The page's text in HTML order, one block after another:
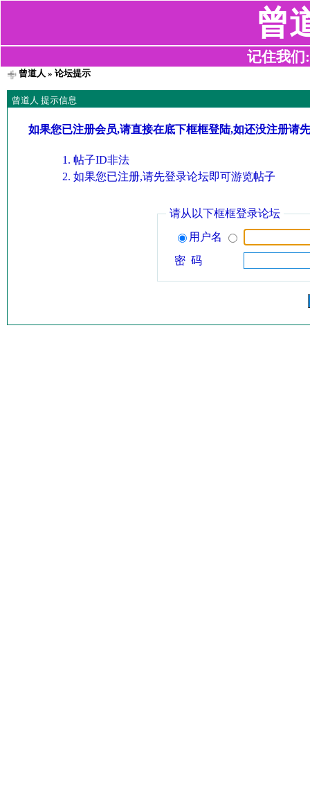
曾
记住我们
曾道人 » 论坛提示
曾道人 提示信息
如果您已注册会员,请直接在底下框框登陆,如还没注册请
帖子ID非法
如果您已注册,请先登录论坛即可游览帖子
请从以下框框登录论坛
用户名
密 码